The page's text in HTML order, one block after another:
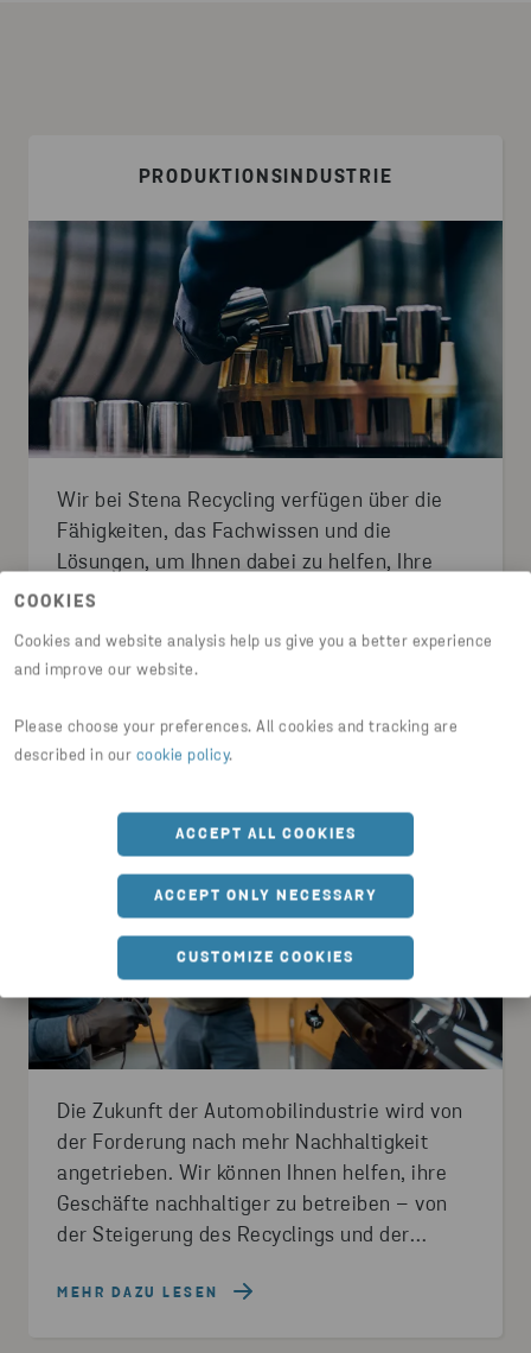
COOKIES
Cookies and website analysis help us give you a better experience
and improve our website.
Please choose your preferences. All cookies and tracking are
described in our cookie policy.
ACCEPT ALL COOKIES
ACCEPT ONLY NECESSARY
CUSTOMIZE COOKIES
PRODUKTIONSINDUSTRIE
Wir bei Stena Recycling verfügen über die
Fähigkeiten, das Fachwissen und die
Lösungen, um Ihnen dabei zu helfen, Ihre
Nachhaltigkeitsziele zu erreichen, die
größten Nutzen für Ihr Unternehmen zu
Recyclings und Ihrer Effizienz bis hin zur
Reduzierung Ihrer Emissionen und Kosten.
MEHR DAZU LESEN
Die Zukunft der Automobilindustrie wird von
der Forderung nach mehr Nachhaltigkeit
angetrieben. Wir können Ihnen helfen, ihre
Geschäfte nachhaltiger zu betreiben – von
der Steigerung des Recyclings und der
Reduzierung von Emissionen und der
MEHR DAZU LESEN